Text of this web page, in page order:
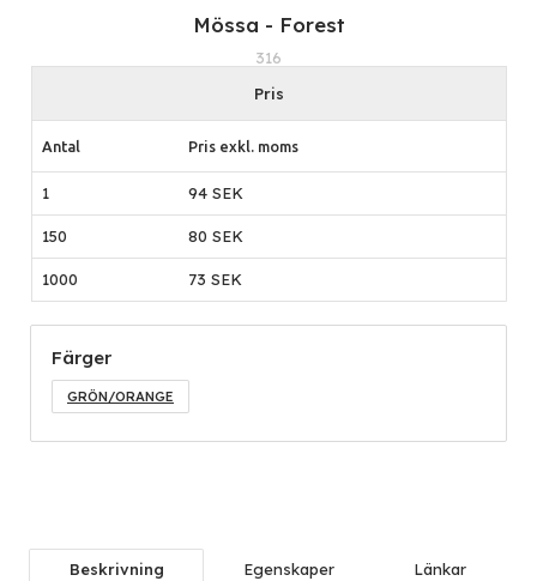
Mössa - Forest
316
Pris
Antal Pris exkl. moms
1 94 SEK
150 80 SEK
1000 73 SEK
Färger
GRÖN/ORANGE
Beskrivning Egenskaper Länkar